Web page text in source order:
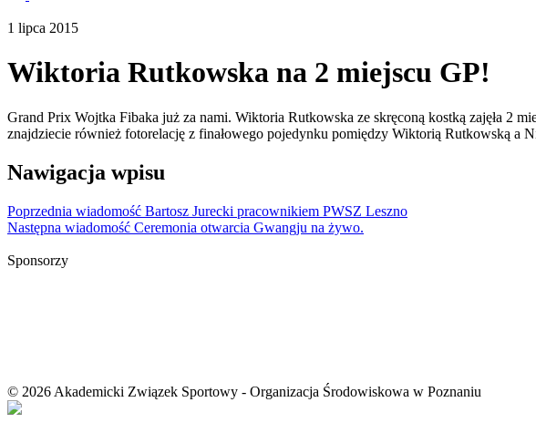
1 lipca 2015
Wiktoria Rutkowska na 2 miejscu GP!
Grand Prix Wojtka Fibaka już za nami. Wiktoria Rutkowska ze skręconą kostką zajęła 2
znajdziecie również fotorelację z finałowego pojedynku pomiędzy Wiktorią Rutkowską a
Nawigacja wpisu
Poprzednia wiadomość Bartosz Jurecki pracownikiem PWSZ Leszno
Następna wiadomość Ceremonia otwarcia Gwangju na żywo.
Sponsorzy
© 2026 Akademicki Związek Sportowy - Organizacja Środowiskowa w Poznaniu